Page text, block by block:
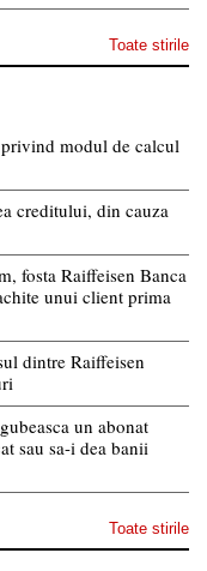
Toate stirile
modul de calcul
creditului, din cauza
fosta Raiffeisen Banca
unui client prima
dintre Raiffeisen
un abonat
sau sa-i dea banii
Toate stirile